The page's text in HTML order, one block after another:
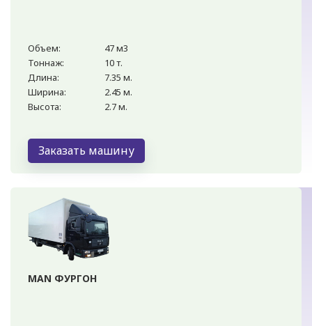
Объем:
47 м3
Тоннаж:
10 т.
Длина:
7.35 м.
Ширина:
2.45 м.
Высота:
2.7 м.
Заказать машину
MAN ФУРГОН